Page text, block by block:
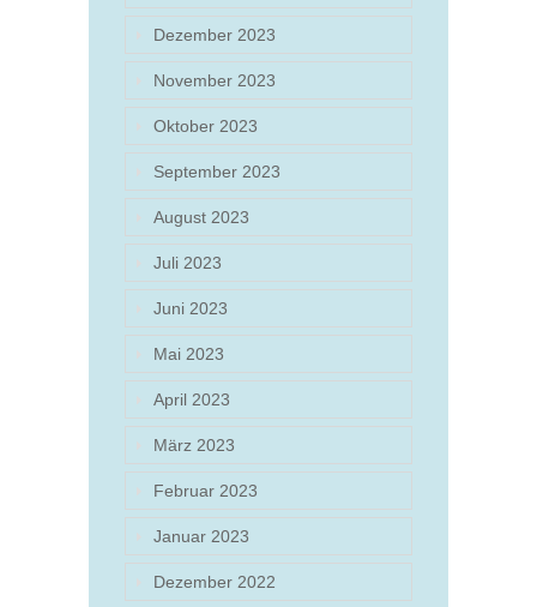
Dezember 2023
November 2023
Oktober 2023
September 2023
August 2023
Juli 2023
Juni 2023
Mai 2023
April 2023
März 2023
Februar 2023
Januar 2023
Dezember 2022